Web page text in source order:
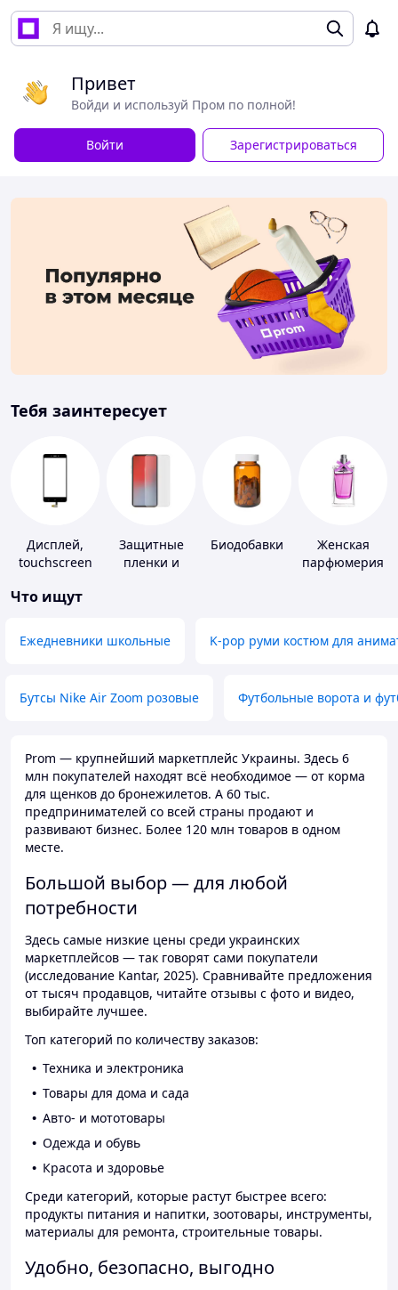
Привет
Войди и используй Пром по полной!
Войти Зарегистрироваться
Тебя заинтересует
Дисплей,
touchscreen
телефонов
Защитные
пленки и
Биодобавки
Женская
парфюмерия
Что ищут
Ежедневники школьные K-pop руми костюм для
Бутсы Nike Air Zoom розовые Футбольные ворота и
Prom — крупнейший маркетплейс Украины. Здесь 6
млн покупателей находят всё необходимое — от корма
для щенков до бронежилетов. А 60 тыс.
предпринимателей со всей страны продают и
развивают бизнес. Более 120 млн товаров в одном
месте.
Большой выбор — для любой
потребности
Здесь самые низкие цены среди украинских
маркетплейсов — так говорят сами покупатели
(исследование Kantar, 2025). Сравнивайте предложения
от тысяч продавцов, читайте отзывы с фото и видео,
выбирайте лучшее.
Топ категорий по количеству заказов:
Техника и электроника
Товары для дома и сада
Авто- и мототовары
Одежда и обувь
Красота и здоровье
Среди категорий, которые растут быстрее всего:
продукты питания и напитки, зоотовары, инструменты,
материалы для ремонта, строительные товары.
Удобно, безопасно, выгодно